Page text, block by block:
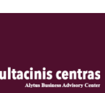
įkurtas 1993 metais
centras Lietuvoje,
steigiant visų
rengiant